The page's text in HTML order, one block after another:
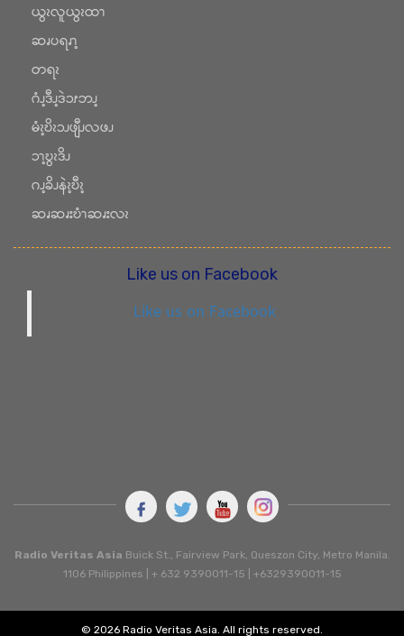
ယွၩလူယွၩထၫ
ဆၧပရၧၫ့
တရၩ
ဂံၪ့ဒီၪ့ဒဲၥၭဘၪ့
မံၩ့ဎိၩၥၪဖျီၪလဖၪ
ၥၫ့ဎွၩဒိၪ
ဂၪ့ခိၪနဲၩ့ဎီၩ့
ဆၧဆၧးဎံၫဆၧးလၩ
Like us on Facebook
Like us on Facebook
Radio Veritas Asia Buick St., Fairview Park, Queszon City, Metro Manila.
1106 Philippines | + 632 9390011-15 | +6329390011-15
© 2026 Radio Veritas Asia. All rights reserved.